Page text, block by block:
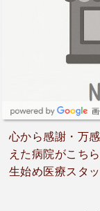
心から感謝・万
えた病院がこち
生始め医療スタ
わせ、寄り添っ